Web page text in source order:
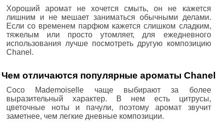
Хороший аромат не хочется смыть, он не кажется
лишним и не мешает заниматься обычными делами.
Если со временем парфюм кажется слишком сладким,
тяжелым или просто утомляет, для ежедневного
использования лучше посмотреть другую композицию
Chanel.
Чем отличаются популярные ароматы Chanel
Coco Mademoiselle чаще выбирают за более
выразительный характер. В нем есть цитрусы,
цветочные ноты и пачули, поэтому аромат звучит
заметнее, чем легкие дневные композиции.